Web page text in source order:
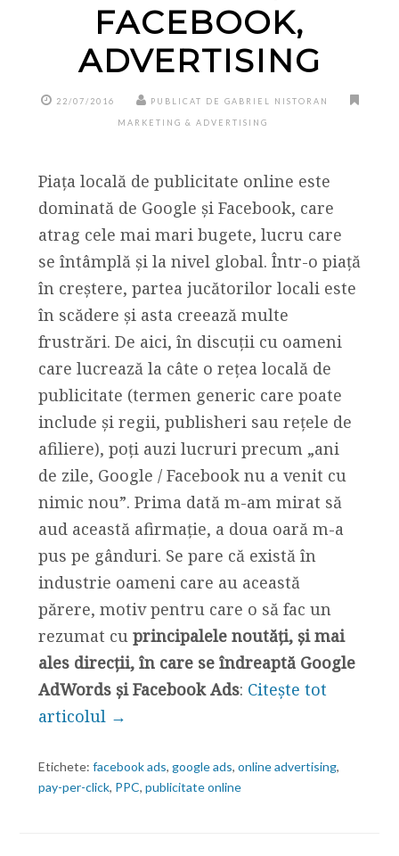
FACEBOOK,
ADVERTISING
22/07/2016 PUBLICAT DE GABRIEL NISTORAN
MARKETING & ADVERTISING
Piața locală de publicitate online este
dominată de Google și Facebook, care
atrag cele mai mari bugete, lucru care
se întâmplă și la nivel global. Într-o piață
în creștere, partea jucătorilor locali este
în scădere și asta creează multe
frustrări. De aici, în discuții cu oameni
care lucrează la câte o rețea locală de
publicitate (termen generic care poate
include și regii, publisheri sau rețele de
afiliere), poți auzi lucruri precum „ani
de zile, Google / Facebook nu a venit cu
nimic nou”. Prima dată m-am mirat să
aud această afirmație, a doua oară m-a
pus pe gânduri. Se pare că există în
industrie oameni care au această
părere, motiv pentru care o să fac un
rezumat cu principalele noutăți, și mai
ales direcții, în care se îndreaptă Google
AdWords și Facebook Ads: Citește tot
articolul →
Etichete: facebook ads, google ads, online advertising,
pay-per-click, PPC, publicitate online